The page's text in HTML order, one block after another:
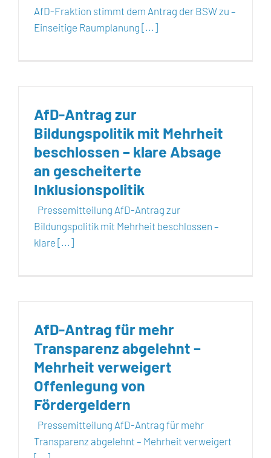
AfD-Fraktion stimmt dem Antrag der BSW zu –
Einseitige Raumplanung [...]
AfD-Antrag zur
Bildungspolitik mit Mehrheit
beschlossen – klare Absage
an gescheiterte
Inklusionspolitik
Pressemitteilung AfD-Antrag zur
Bildungspolitik mit Mehrheit beschlossen –
klare [...]
AfD-Antrag für mehr
Transparenz abgelehnt –
Mehrheit verweigert
Offenlegung von
Fördergeldern
Pressemitteilung AfD-Antrag für mehr
Transparenz abgelehnt – Mehrheit verweigert